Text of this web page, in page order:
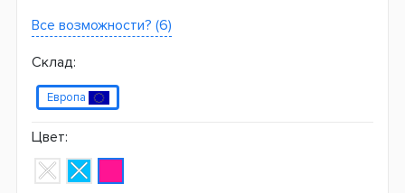
Все возможности? (6)
Склад:
Европа
Цвет: